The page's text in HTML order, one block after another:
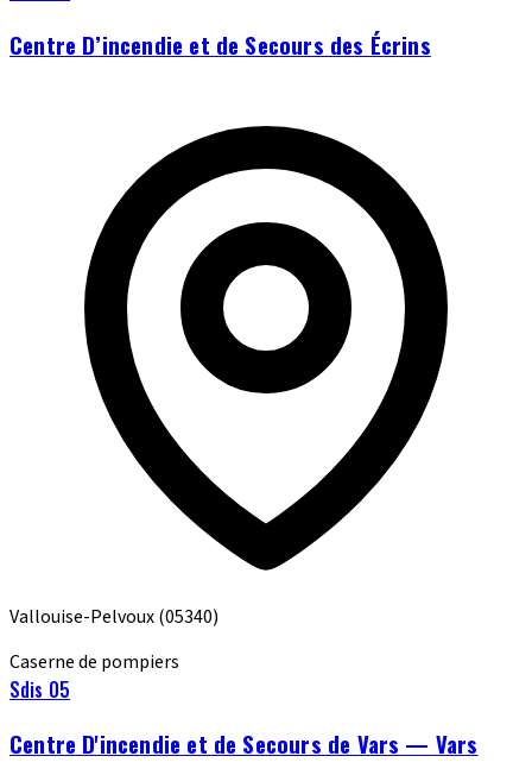
Centre D’incendie et de Secours des Écrins
Vallouise-Pelvoux(05340)
Caserne de pompiers
Sdis 05
Centre D'incendie et de Secours de Vars — Vars